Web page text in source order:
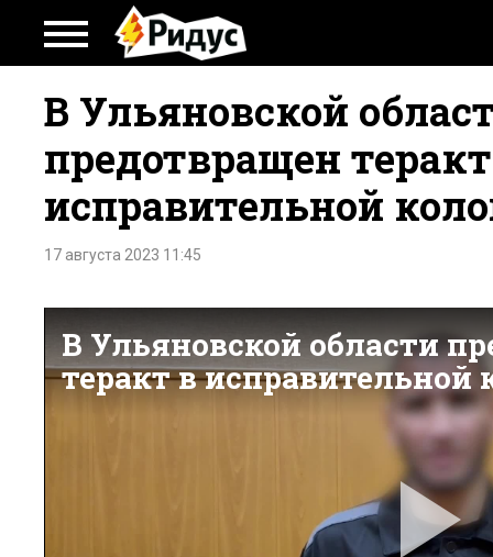
В Ульяновской
предотвращен
исправительной
17 августа 2023 11:45